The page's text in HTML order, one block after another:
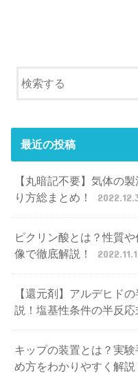
最近の投稿
【丸暗記不要】気体の
り方総まとめ！
ピクリン酸とは？性質
像で徹底解説！
【還元剤】アルデヒド
説！塩基性条件の半反応
キップの装置とは？実
め方をわかりやすく解説